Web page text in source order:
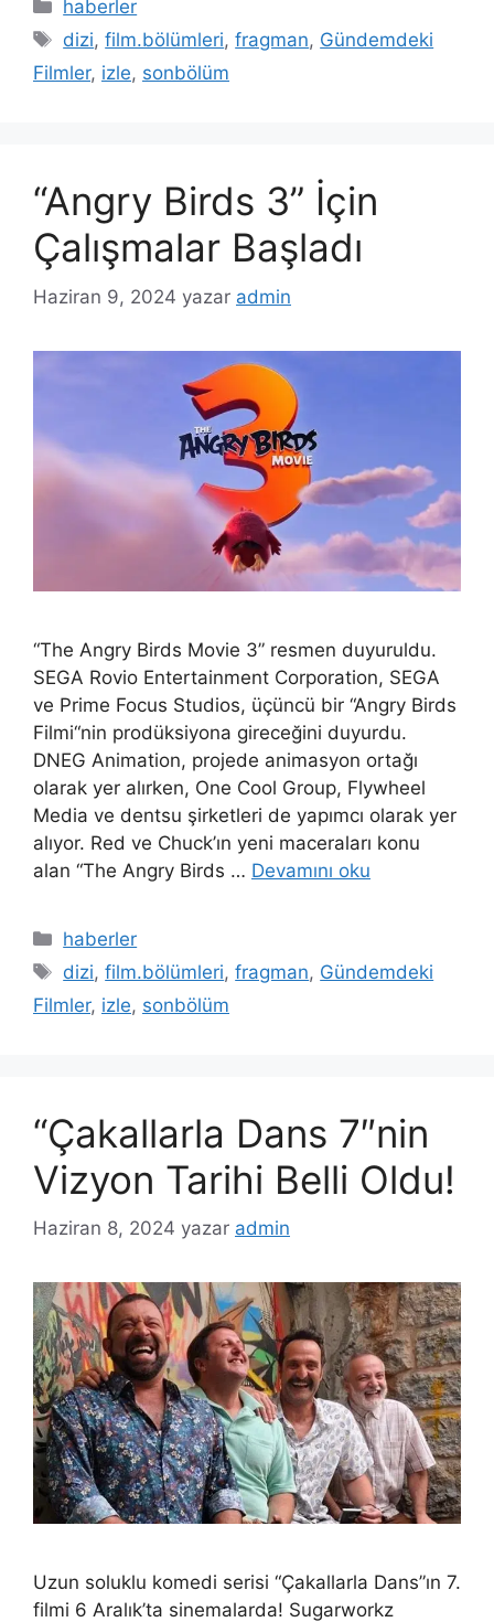
haberler
Etiketler
dizi,film.bölümleri,fragman, Gündemdeki
Filmler, izle, sonbölüm
“Angry Birds 3” İçin
Çalışmalar Başladı
Haziran 9, 2024 yazar admin
“The Angry Birds Movie 3” resmen duyuruldu.
SEGA Rovio Entertainment Corporation, SEGA
ve Prime Focus Studios, üçüncü bir “Angry Birds
Filmi“nin prodüksiyona gireceğini duyurdu.
DNEG Animation, projede animasyon ortağı
olarak yer alırken, One Cool Group, Flywheel
Media ve dentsu şirketleri de yapımcı olarak yer
alıyor. Red ve Chuck’ın yeni maceraları konu
alan “The Angry Birds … Devamını oku
Kategoriler
haberler
Etiketler
dizi,film.bölümleri,fragman, Gündemdeki
Filmler, izle, sonbölüm
“Çakallarla Dans 7″nin
Vizyon Tarihi Belli Oldu!
Haziran 8, 2024 yazar admin
Uzun soluklu komedi serisi “Çakallarla Dans”ın 7.
filmi 6 Aralık’ta sinemalarda! Sugarworkz